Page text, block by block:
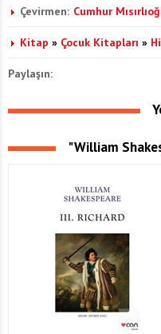
Çevirmen: Cumhur
Kitap » Çocuk Kitapları »
Paylaşın:
"William